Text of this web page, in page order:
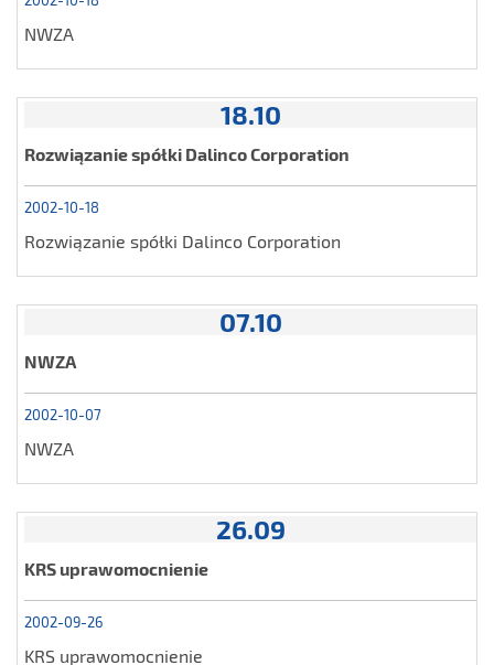
NWZA
18.10
Rozwiązanie spółki Dalinco Corporation
2002-10-18
Rozwiązanie spółki Dalinco Corporation
07.10
NWZA
2002-10-07
NWZA
26.09
KRS uprawomocnienie
2002-09-26
KRS uprawomocnienie